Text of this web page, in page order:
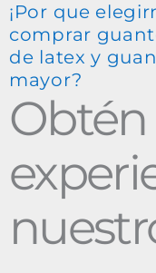
¡Por que
comprar
de latex y
mayor?